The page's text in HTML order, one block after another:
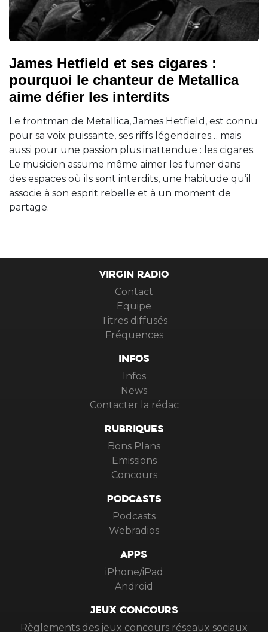
James Hetfield et ses cigares :
pourquoi le chanteur de Metallica
aime défier les interdits
Le frontman de Metallica, James Hetfield, est connu
pour sa voix puissante, ses riffs légendaires… mais
aussi pour une passion plus inattendue : les cigares.
Le musicien assume même aimer les fumer dans
des espaces où ils sont interdits, une habitude qu’il
associe à son esprit rebelle et à un moment de
partage.
VIRGIN RADIO
Contact
Equipe
Titres diffusés
Fréquences
INFOS
Infos
News
Contacter la rédac
RUBRIQUES
Bons Plans
Emissions
Concours
PODCASTS
Podcasts
Webradios
APPS
iPhone/iPad
Android
JEUX CONCOURS
Règlements des jeux concours réseaux sociaux